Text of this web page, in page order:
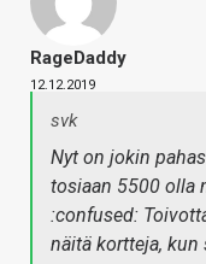
RageDaddy
12.12.2019
svk
Nyt on jokin
tosiaan 5500 olla
:confused:
näitä kortteja,